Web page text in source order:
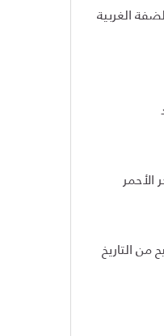
الغربية
الأحمر
التاريخ